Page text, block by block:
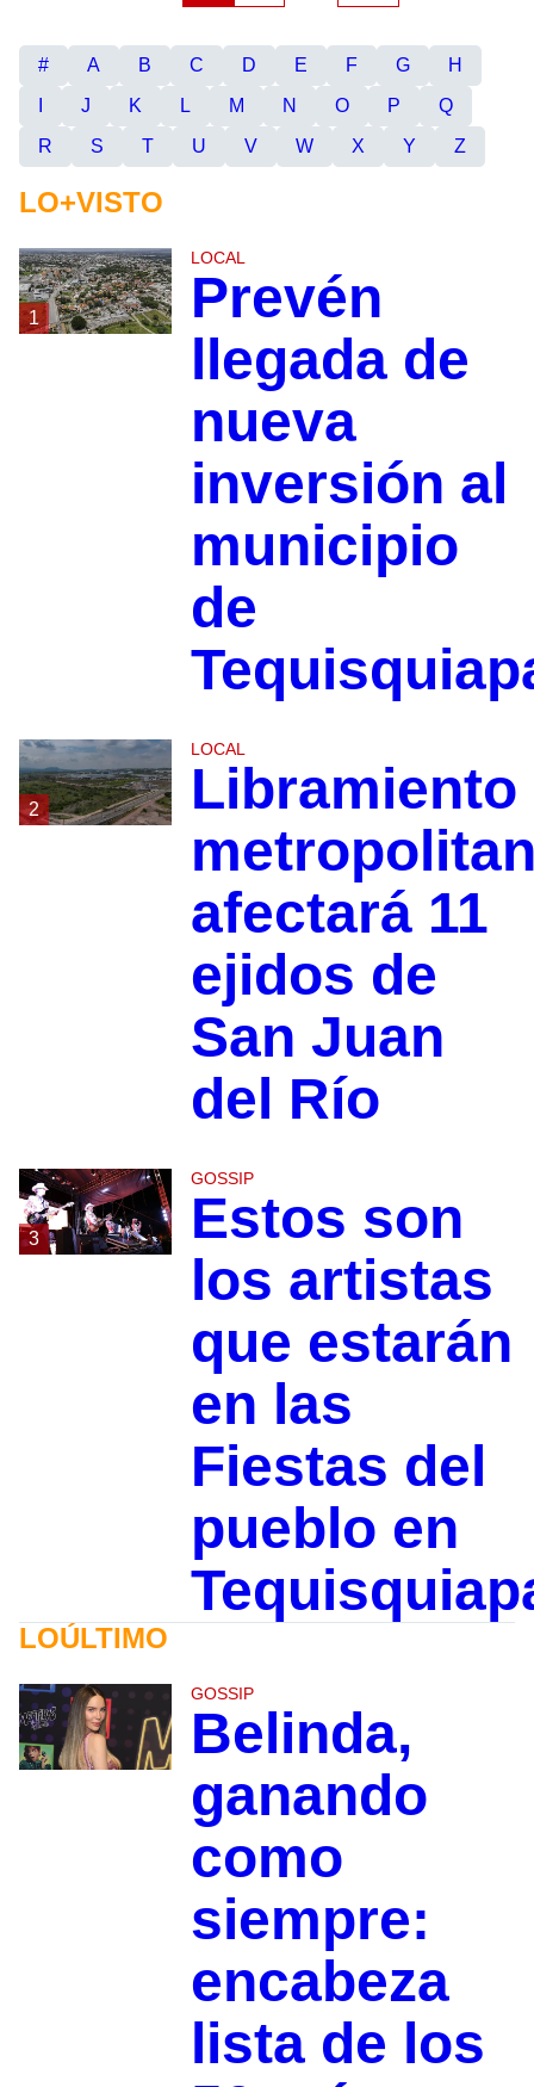
# A B C D E F G
H
J K L M N O P
Q
R
S T U V W X Y Z
LO+VISTO
1
LOCAL
Prevén
llegada de
nueva
inversión al
municipio
de
2
LOCAL
Libramiento
afectará 11
ejidos de
San Juan
del Río
3
GOSSIP
Estos son
los artistas
que estarán
en las
Fiestas del
pueblo en
LOÚLTIMO
GOSSIP
Belinda,
ganando
como
siempre:
encabeza
lista de los